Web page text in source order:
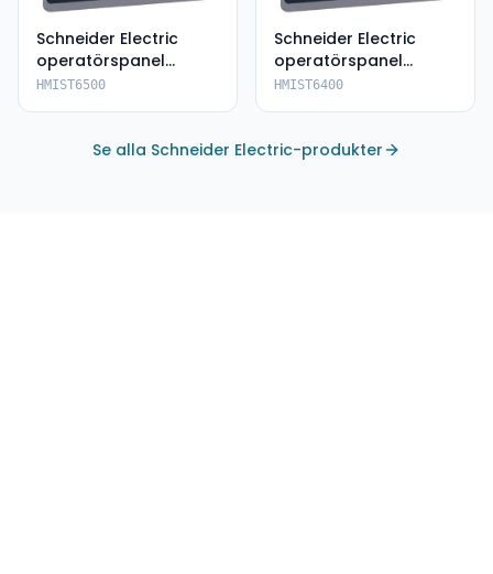
Schneider Electric
operatörspanel
HMIST6500
HMIST6500
Schneider Electric
operatörspanel
HMIST6400
HMIST6400
Se alla Schneider Electric-produkter